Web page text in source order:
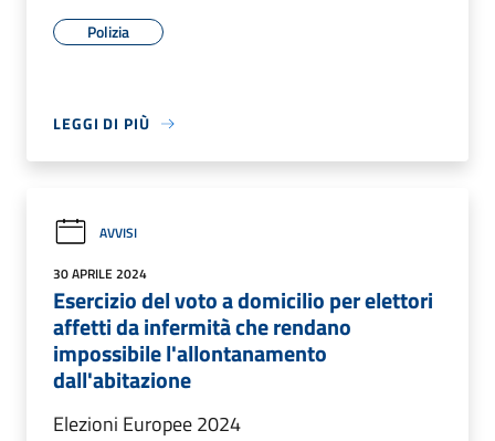
Polizia
LEGGI DI PIÙ
AVVISI
30 APRILE 2024
Esercizio del voto a domicilio per elettori
affetti da infermità che rendano
impossibile l'allontanamento
dall'abitazione
Elezioni Europee 2024